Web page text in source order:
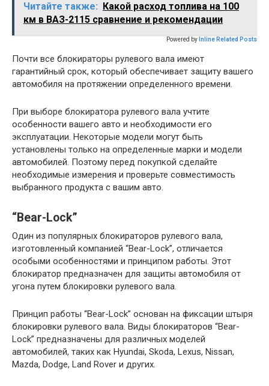
Читайте также: Какой расход топлива на 100
км в ВАЗ-2115 сравнение и рекомендации
Powered by Inline Related Posts
Почти все блокираторы рулевого вала имеют
гарантийный срок, который обеспечивает защиту вашего
автомобиля на протяжении определенного времени.
При выборе блокиратора рулевого вала учтите
особенности вашего авто и необходимости его
эксплуатации. Некоторые модели могут быть
установлены только на определенные марки и модели
автомобилей. Поэтому перед покупкой сделайте
необходимые измерения и проверьте совместимость
выбранного продукта с вашим авто.
“Bear-Lock”
Один из популярных блокираторов рулевого вала,
изготовленный компанией “Bear-Lock”, отличается
особыми особенностями и принципом работы. Этот
блокиратор предназначен для защиты автомобиля от
угона путем блокировки рулевого вала.
Принцип работы “Bear-Lock” основан на фиксации штыря
блокировки рулевого вала. Виды блокираторов “Bear-
Lock” предназначены для различных моделей
автомобилей, таких как Hyundai, Skoda, Lexus, Nissan,
Mazda, Dodge, Land Rover и других.